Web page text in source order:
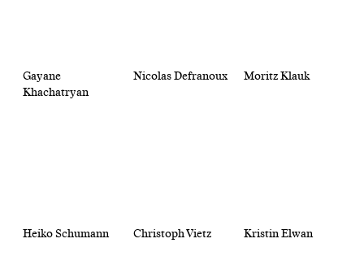
Gayane
Khachatryan
Nicolas Defranoux Moritz Klauk
Heiko Schumann Christoph Vietz Kristin Elwan